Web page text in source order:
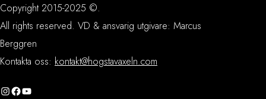
Copyright 2015-2025 ©.
All rights reserved. VD & ansvarig utgivare: Marcus
Berggren
Kontakta oss: kontakt@hogstavaxeln.com
InstagramFacebook YouTube